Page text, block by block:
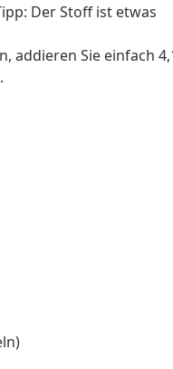
Der Stoff ist etwas
addieren Sie einfach